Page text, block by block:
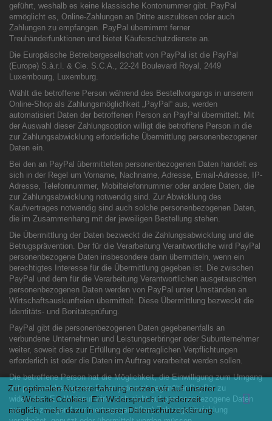
geführt, weshalb es keine klassische Kontonummer gibt. PayPal
ermöglicht es, Online-Zahlungen an Dritte auszulösen oder auch
Zahlungen zu empfangen. PayPal übernimmt ferner
Treuhänderfunktionen und bietet Käuferschutzdienste an.
Die Europäische Betreibergesellschaft von PayPal ist die PayPal
(Europe) S.à.r.l. & Cie. S.C.A., 22-24 Boulevard Royal, 2449
Luxembourg, Luxemburg.
Wählt die betroffene Person während des Bestellvorgangs in unserem
Online-Shop als Zahlungsmöglichkeit „PayPal“ aus, werden
automatisiert Daten der betroffenen Person an PayPal übermittelt. Mit
der Auswahl dieser Zahlungsoption willigt die betroffene Person in die
zur Zahlungsabwicklung erforderliche Übermittlung personenbezogener
Daten ein.
Bei den an PayPal übermittelten personenbezogenen Daten handelt es
sich in der Regel um Vorname, Nachname, Adresse, Email-Adresse, IP-
Adresse, Telefonnummer, Mobiltelefonnummer oder andere Daten, die
zur Zahlungsabwicklung notwendig sind. Zur Abwicklung des
Kaufvertrages notwendig sind auch solche personenbezogenen Daten,
die im Zusammenhang mit der jeweiligen Bestellung stehen.
Die Übermittlung der Daten bezweckt die Zahlungsabwicklung und die
Betrugsprävention. Der für die Verarbeitung Verantwortliche wird PayPal
personenbezogene Daten insbesondere dann übermitteln, wenn ein
berechtigtes Interesse für die Übermittlung gegeben ist. Die zwischen
PayPal und dem für die Verarbeitung Verantwortlichen ausgetauschten
personenbezogenen Daten werden von PayPal unter Umständen an
Wirtschaftsauskunfteien übermittelt. Diese Übermittlung bezweckt die
Identitäts- und Bonitätsprüfung.
PayPal gibt die personenbezogenen Daten gegebenenfalls an
verbundene Unternehmen und Leistungserbringer oder Subunternehmer
weiter, soweit dies zur Erfüllung der vertraglichen Verpflichtungen
erforderlich ist oder die Daten im Auftrag verarbeitet werden sollen.
Die betroffene Person hat die Möglichkeit, die Einwilligung zum Umgang
mit personenbezogenen Daten jederzeit gegenüber PayPal zu
widerrufen. Ein Widerruf wirkt sich nicht auf personenbezogene Daten
aus, die zwingend zur (vertragsgemäßen) Zahlungsabwicklung
Zur optimalen Nutzererfahrung nutzen wir auf unserer
Website Cookies. Ein Widerspruch ist jederzeit
möglich, mehr dazu in unsererDatenschutzerklärung.